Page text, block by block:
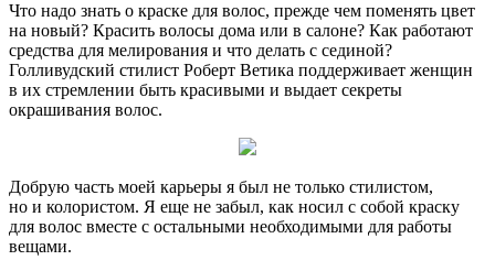
Что надо знать о краске для волос, прежде чем поменять цвет
на новый? Красить волосы дома или в салоне? Как работают
средства для мелирования и что делать с сединой?
Голливудский стилист Роберт Ветика поддерживает женщин
в их стремлении быть красивыми и выдает секреты
окрашивания волос.
Добрую часть моей карьеры я был не только стилистом,
но и колористом. Я еще не забыл, как носил с собой краску
для волос вместе с остальными необходимыми для работы
вещами.